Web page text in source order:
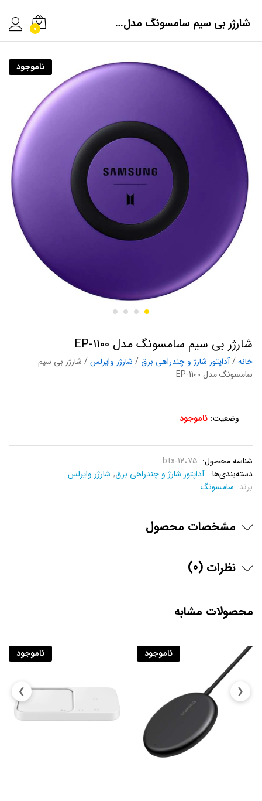
شارژر بی سیم سامسونگ مدل EP-1100 0
ناموجود
شارژر بی سیم سامسونگ مدل EP-1100
خانه/آداپتور شارژ و چند‌‌راهی برق / شارژر وایرلس/ شارژر بی سیم
سامسونگ مدل EP-1100
وضعیت: ناموجود
شناسه محصول: btx-12075
دسته‌بندی‌ها: آداپتور شارژ و چند‌‌راهی برق, شارژر وایرلس
برند: سامسونگ
مشخصات محصول
نظرات (0)
محصولات مشابه
ناموجود ناموجود
❯ ❮